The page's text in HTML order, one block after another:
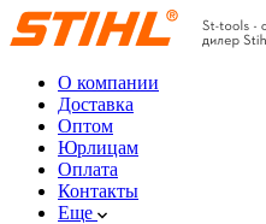
О компании
Доставка
Оптом
Юрлицам
Оплата
Контакты
Еще